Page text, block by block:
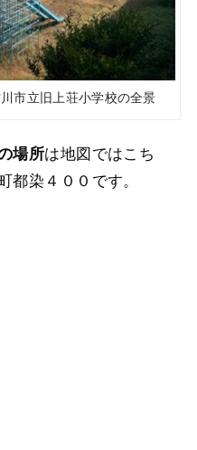
市立旧上荘小学校の全景
場所は地図ではこち
都染４００です。